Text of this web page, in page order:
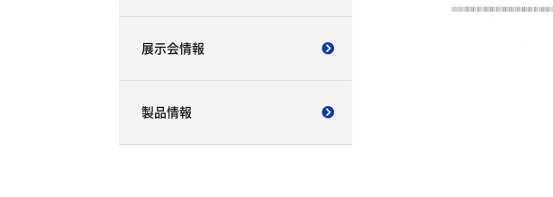
展示会情報
製品情報